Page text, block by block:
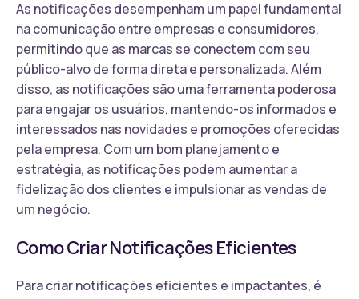
As notificações desempenham um papel fundamental
na comunicação entre empresas e consumidores,
permitindo que as marcas se conectem com seu
público-alvo de forma direta e personalizada. Além
disso, as notificações são uma ferramenta poderosa
para engajar os usuários, mantendo-os informados e
interessados nas novidades e promoções oferecidas
pela empresa. Com um bom planejamento e
estratégia, as notificações podem aumentar a
fidelização dos clientes e impulsionar as vendas de
um negócio.
Como Criar Notificações Eficientes
Para criar notificações eficientes e impactantes, é